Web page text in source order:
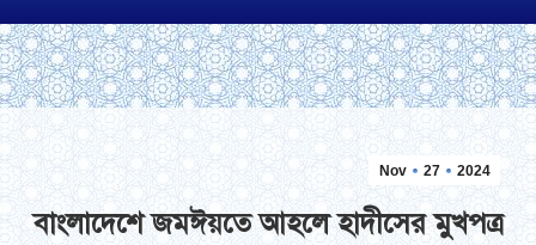
Nov 27 2024
বাংলাদেশে জমঈয়তে আহলে হাদীসের মুখপত্র